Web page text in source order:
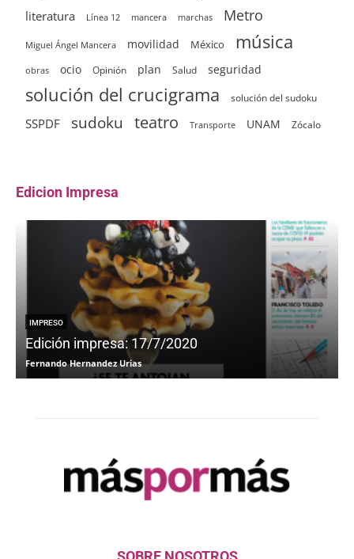
literatura Línea 12 mancera marchas Metro
Miguel Ángel Mancera movilidad México música
obras ocio Opinión plan Salud seguridad
solución del crucigrama solución del sudoku
SSPDF sudoku teatro Transporte UNAM Zócalo
Edicion Impresa
IMPRESO
Edición impresa: 17/7/2020
Fernando Hernandez Urias